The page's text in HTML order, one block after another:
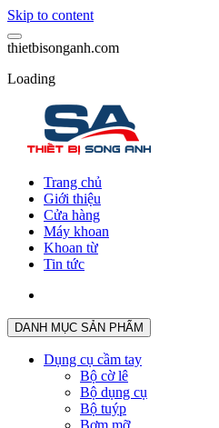
Skip to content
thietbisonganh.com
Loading
Trang chủ
Giới thiệu
Cửa hàng
Máy khoan
Khoan từ
Tin tức
DANH MỤC SẢN PHẨM
Dụng cụ cầm tay
Bộ cờ lê
Bộ dụng cụ
Bộ tuýp
Bơm mỡ